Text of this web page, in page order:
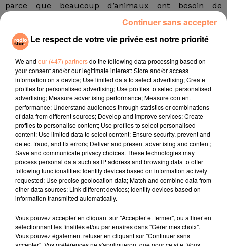
parce que beaucoup d’animaux ont besoin de
nourriture fraîche tous les jours, en particulier les
phoques et les pingouins qui ont besoin de gros stocks
de poissons. Il faut également garder de nombreux
possible de réduire la facture d’électricité.
Une collecte a été lancée pour tenter de sauver les
animaux du parc de Neumunster. Les zoos allemands
demandent 100 millions € d’aides publiques. Nombre
d’entre eux ont mis leur personnel en congé pour
essayer survivre à la crise.
fil actus
4 juillet 2022
Radio Star Live avec Dadju
Marseille : une application pour mettre en
relation extras et...
Le respect de votre vie privée est notre priorité
We and our (447) partnersdo the following data processing based on
your consent and/or our legitimate interest: Store and/or access
information on a device; Use limited data to select advertising; Create
profiles for personalised advertising; Use profiles to select personalised
advertising; Measure advertising performance; Measure content
performance; Understand audiences through statistics or combinations
of data from different sources; Develop and improve services; Create
profiles to personalise content; Use profiles to select personalised
content; Use limited data to select content; Ensure security, prevent and
detect fraud, and fix errors; Deliver and present advertising and content;
Save and communicate privacy choices. These technologies may
process personal data such as IP address and browsing data to offer
following functionalities: Identify devices based on information actively
requested; Use precise geolocation data; Match and combine data from
other data sources; Link different devices; Identify devices based on
information transmitted automatically.
Vous pouvez accepter en cliquant sur "Accepter et fermer", ou affiner en
sélectionnant les finalités et/ou partenaires dans "Gérer mes choix".
Vous pouvez également refuser en cliquant sur "Continuer sans
Continuer sans accepter